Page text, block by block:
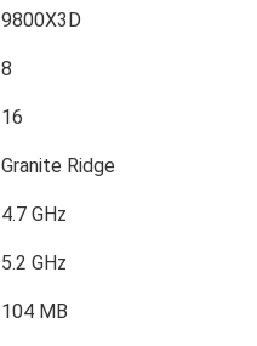
9800X3D
8
16
Granite Ridge
4.7 GHz
5.2 GHz
104 MB